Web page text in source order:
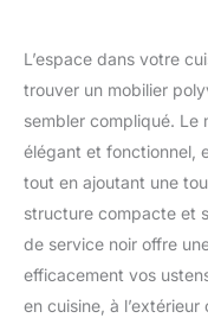
L’espace dans votre
trouver un mobilier
sembler compliqué. Le
élégant et fonctionnel,
tout en ajoutant une
structure compacte et
de service noir offre
efficacement vos
en cuisine, à